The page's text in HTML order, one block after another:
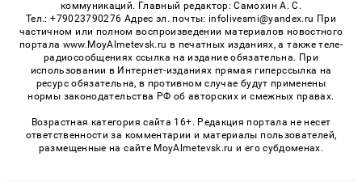
коммуникаций. Главный редактор: Самохин А. С.
Тел.: +79023790276 Адрес эл. почты: infolivesmi@yandex.ru При
частичном или полном воспроизведении материалов новостного
портала www.MoyAlmetevsk.ru в печатных изданиях, а также теле-
радиосообщениях ссылка на издание обязательна. При
использовании в Интернет-изданиях прямая гиперссылка на
ресурс обязательна, в противном случае будут применены
нормы законодательства РФ об авторских и смежных правах.
Возрастная категория сайта 16+. Редакция портала не несет
ответственности за комментарии и материалы пользователей,
размещенные на сайте MoyAlmetevsk.ru и его субдоменах.